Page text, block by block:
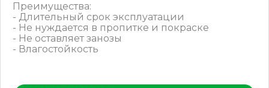
Преимущества:
- Длительный срок эксплуатации
- Не нуждается в пропитке и покраске
- Не оставляет занозы
- Влагостойкость